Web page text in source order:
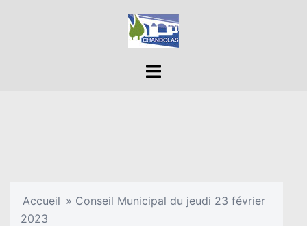
Ouvrir/fermer
Accueil » Conseil Municipal du jeudi 23 février
2023